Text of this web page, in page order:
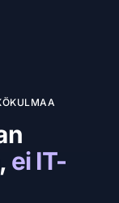
ei IT-